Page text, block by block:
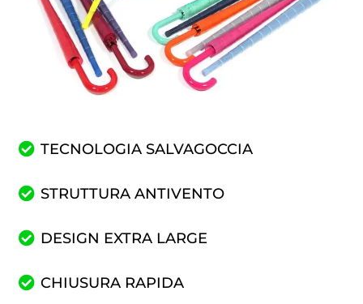
TECNOLOGIA SALVAGOCCIA
STRUTTURA ANTIVENTO
DESIGN EXTRA LARGE
CHIUSURA RAPIDA